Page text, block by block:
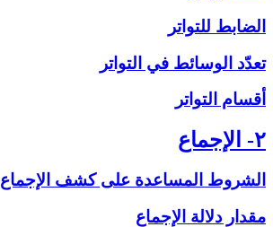
الضابط للتواتر
تعدّد الوسائط في التواتر
أقسام التواتر
۲- الإجماع‏
الشروط المساعدة على‏ كشف الإجماع
مقدار دلالة الإجماع